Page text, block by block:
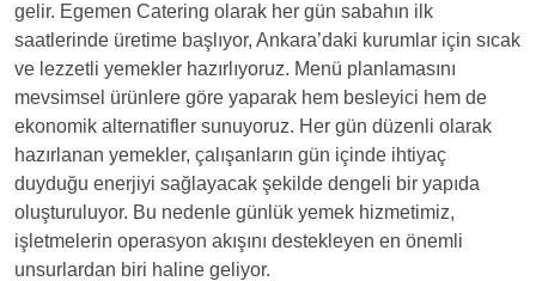
gelir. Egemen Catering olarak her gün sabahın ilk
saatlerinde üretime başlıyor, Ankara’daki kurumlar için sıcak
ve lezzetli yemekler hazırlıyoruz. Menü planlamasını
mevsimsel ürünlere göre yaparak hem besleyici hem de
ekonomik alternatifler sunuyoruz. Her gün düzenli olarak
hazırlanan yemekler, çalışanların gün içinde ihtiyaç
duyduğu enerjiyi sağlayacak şekilde dengeli bir yapıda
oluşturuluyor. Bu nedenle günlük yemek hizmetimiz,
işletmelerin operasyon akışını destekleyen en önemli
unsurlardan biri haline geliyor.